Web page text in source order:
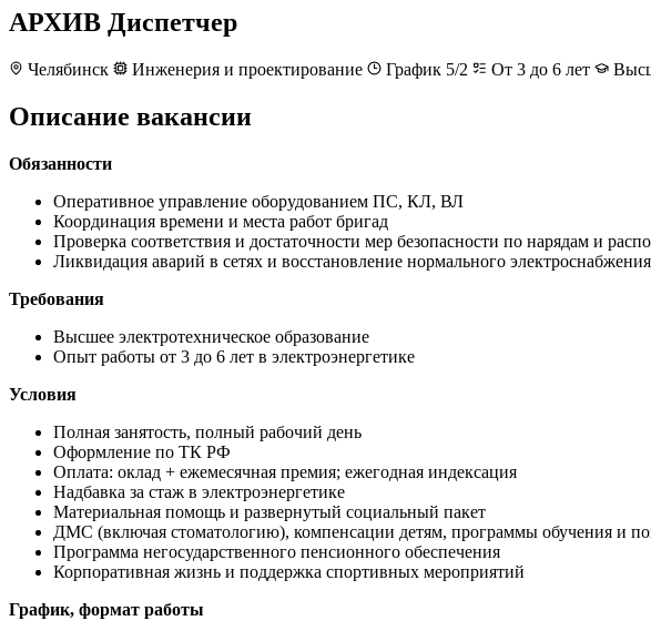
АРХИВ Диспетчер
Челябинск Инженерия и проектирование График 5/2 От 3 до 6 лет
Описание вакансии
Обязанности
Оперативное управление оборудованием ПС, КЛ, ВЛ
Координация времени и места работ бригад
Проверка соответствия и достаточности мер безопасности по нарядам и
Ликвидация аварий в сетях и восстановление нормального
Требования
Высшее электротехническое образование
Опыт работы от 3 до 6 лет в электроэнергетике
Условия
Полная занятость, полный рабочий день
Оформление по ТК РФ
Оплата: оклад + ежемесячная премия; ежегодная индексация
Надбавка за стаж в электроэнергетике
Материальная помощь и развернутый социальный пакет
ДМС (включая стоматологию), компенсации детям, программы обучения и
Программа негосударственного пенсионного обеспечения
Корпоративная жизнь и поддержка спортивных мероприятий
График, формат работы